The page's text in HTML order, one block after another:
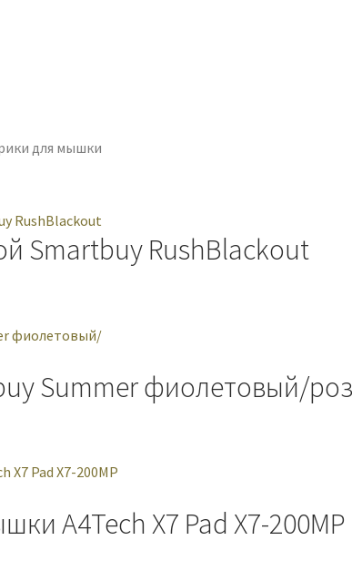
для мышки
Smartbuy RushBlackout
Summer фиолетовый/
A4Tech X7 Pad X7-